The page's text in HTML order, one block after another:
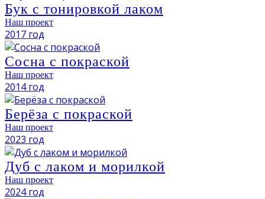
Бук с тонировкой лаком
Наш проект
2017 год
Сосна с покраской
Наш проект
2014 год
Берёза с покраской
Наш проект
2023 год
Дуб с лаком и морилкой
Наш проект
2024 год